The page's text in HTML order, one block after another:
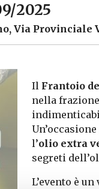
2025
Via Provinciale
Il Frantoio
nella
l’olio extra
segreti
L’evento è